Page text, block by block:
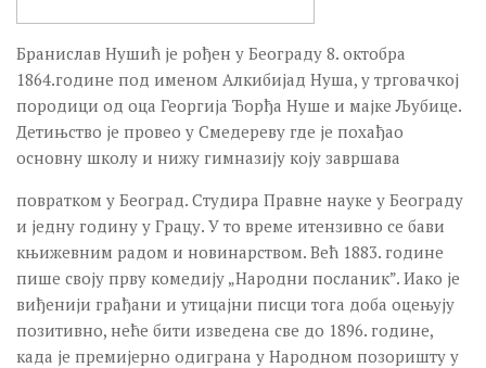
Остали програми
Остали програми
Гостовања наших програма
Гостовања наших програма
Манифестације
НУШИЋЕВИ ДАНИ
35. НУШИЋЕВИ ДАНИ 2018.
34. НУШИЋЕВИ ДАНИ 2017.
33. НУШИЋЕВИ ДАНИ 2016.
Бранислав Нушић је рођен у Београду 8. октобра
1864.године под именом Алкибијад Нуша, у трговачкој
породици од оца Георгија Ђорђа Нуше и мајке Љубице.
Детињство је провео у Смедереву где је похађао
основну школу и нижу гимназију коју завршава
повратком у Београд. Студира Правне науке у Београду
и једну годину у Грацу. У то време итензивно се бави
књижевним радом и новинарством. Већ 1883. године
пише своју прву комедију „Народни посланик”. Иако је
виђенији грађани и утицајни писци тога доба оцењују
позитивно, неће бити изведена све до 1896. године,
када је премијерно одиграна у Народном позоришту у